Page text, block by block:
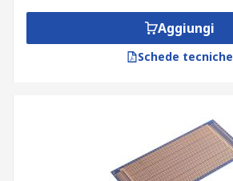
Aggiungi
Schede tecniche